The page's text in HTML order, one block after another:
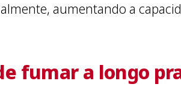
aumentando a
fumar a longo